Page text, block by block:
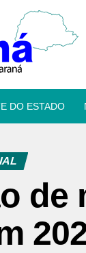
DO ESTADO